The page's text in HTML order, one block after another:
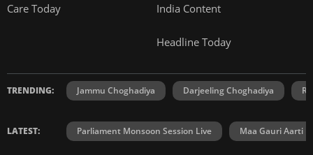
Care Today India Content
Headline Today
TRENDING: Jammu Choghadiya Darjeeling Choghadiya
LATEST: Parliament Monsoon Session Live Maa Gauri Aarti